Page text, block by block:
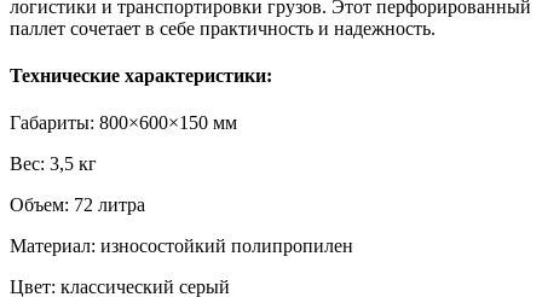
логистики и транспортировки грузов. Этот перфорированный
паллет сочетает в себе практичность и надежность.
Технические характеристики:
Габариты: 800×600×150 мм
Вес: 3,5 кг
Объем: 72 литра
Материал: износостойкий полипропилен
Цвет: классический серый